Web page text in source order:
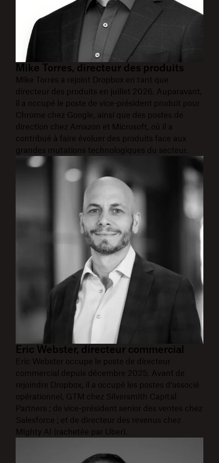
Mike Torres, directeur des produits
Mike Torres a rejoint Dropbox en tant que
directeur des produits en juillet 2026. Auparavant,
il a occupé le poste de vice-président produit pour
Chrome chez Google, ainsi que des postes de
direction chez Amazon et Microsoft, où il a
contribué à faire évoluer des produits face aux
grandes mutations technologiques du secteur.
Eric Webster, directeur commercial
Eric Webster occupe le poste de directeur
commercial depuis décembre 2025. Avant de
rejoindre Dropbox, il a occupé les postes d’associé
opérationnel, GTM chez Silversmith Capital
Partners ; de vice-président senior des ventes chez
Salesforce ; et de directeur des revenus chez
Mighty AI (rachetée par Uber).